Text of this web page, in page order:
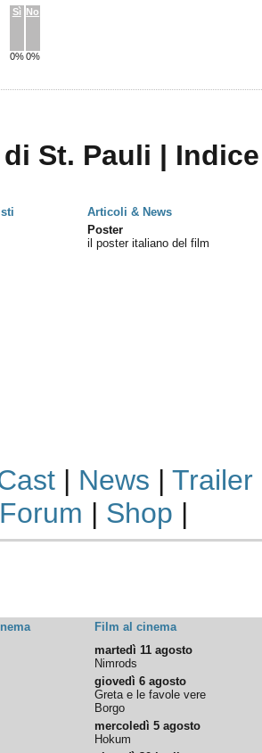
Sì
0%
No
0%
St. Pauli | Indice
Articoli & News
Poster
il poster italiano del film
| News | Trailer
Forum | Shop |
Film al cinema
martedì 11 agosto
Nimrods
giovedì 6 agosto
Greta e le favole vere
Borgo
mercoledì 5 agosto
Hokum